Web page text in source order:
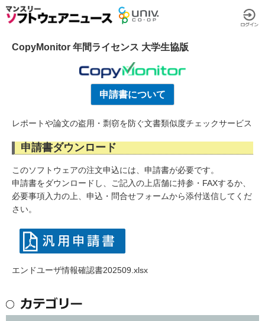
CopyMonitor 年間ライセンス 大学生協版
申請書について
レポートや論文の盗用・剽窃を防ぐ文書類似度チェックサービス
申請書ダウンロード
このソフトウェアの注文申込には、申請書が必要です。
申請書をダウンロードし、ご記入の上店舗に持参・FAXするか、
必要事項入力の上、申込・問合せフォームから添付送信してくだ
さい。
エンドユーザ情報確認書202509.xlsx